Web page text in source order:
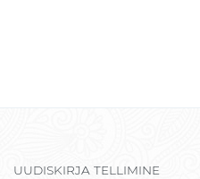
UUDISKIRJA TELLIMINE